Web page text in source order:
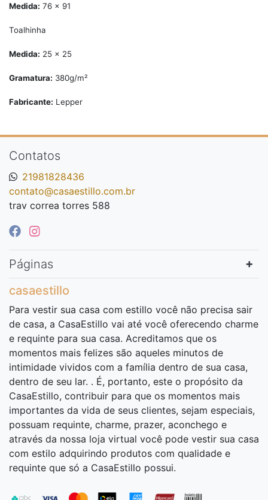
Medida: 76 x 91
Toalhinha
Medida: 25 x 25
Gramatura: 380g/m²
Fabricante: Lepper
Contatos
21981828436
contato@casaestillo.com.br
trav correa torres 588
Páginas
casaestillo
Para vestir sua casa com estillo você não precisa sair
de casa, a CasaEstillo vai até você oferecendo charme
e requinte para sua casa. Acreditamos que os
momentos mais felizes são aqueles minutos de
intimidade vividos com a família dentro de sua casa,
dentro de seu lar. . É, portanto, este o propósito da
CasaEstillo, contribuir para que os momentos mais
importantes da vida de seus clientes, sejam especiais,
possuam requinte, charme, prazer, aconchego e
através da nossa loja virtual você pode vestir sua casa
com estilo adquirindo produtos com qualidade e
requinte que só a CasaEstillo possui.